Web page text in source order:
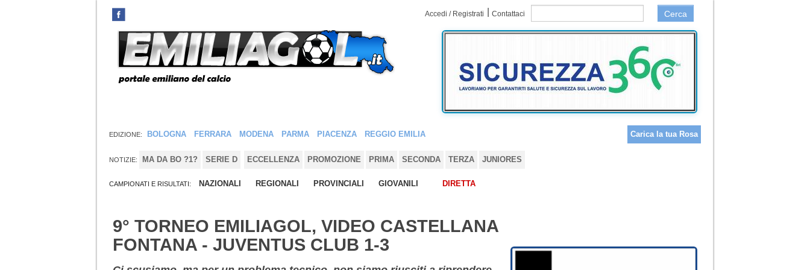
Accedi / Registrati Contattaci Cerca
EDIZIONE: BOLOGNA FERRARA MODENA PARMA PIACENZA REGGIO EMILIA Carica la tua Rosa
NOTIZIE: MA DA BO ?1? SERIE D ECCELLENZA PROMOZIONE PRIMA SECONDA TERZA JUNIORES
CAMPIONATI E RISULTATI: NAZIONALI REGIONALI PROVINCIALI GIOVANILI DIRETTA
9° TORNEO EMILIAGOL, VIDEO CASTELLANA
FONTANA - JUVENTUS CLUB 1-3